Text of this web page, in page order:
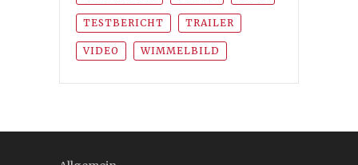
TESTBERICHT TRAILER
VIDEO WIMMELBILD